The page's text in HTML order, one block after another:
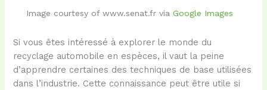
Image courtesy of www.senat.fr viaGoogle Images
Si vous êtes intéressé à explorer le monde du
recyclage automobile en espèces, il vaut la peine
d’apprendre certaines des techniques de base utilisées
dans l’industrie. Cette connaissance peut être utile si